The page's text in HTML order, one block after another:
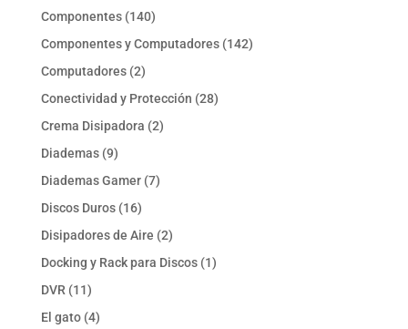
Componentes 140140
productos
Componentes y Computadores 142142
Computadores 22
productos
Conectividad y Protección 2828
Crema Disipadora 22
Diademas 99
productos
Diademas Gamer 77
Discos Duros 1616
productos
Disipadores de Aire 22
productos
Docking y Rack para Discos 11
DVR 1111
productos
El gato 44